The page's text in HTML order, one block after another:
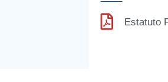
Estatuto